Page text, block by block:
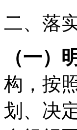
二、落
（一）
构，按
划、决